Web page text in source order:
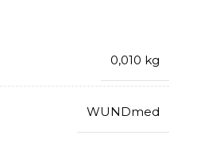
0,010 kg
WUNDmed